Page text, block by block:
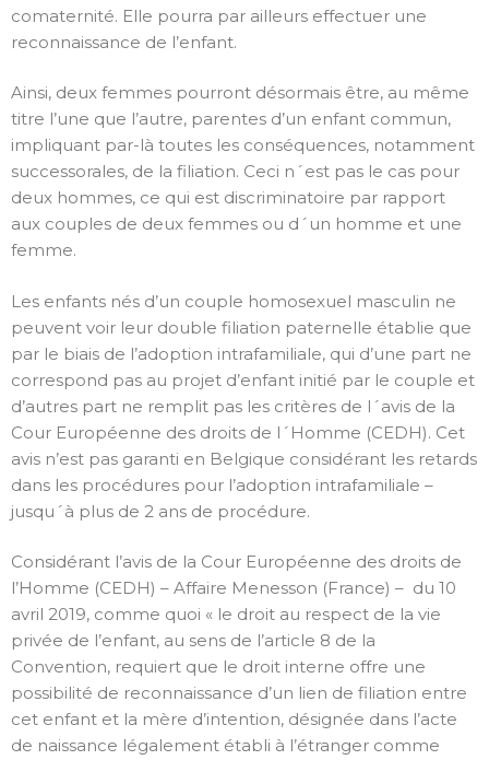
comaternité. Elle pourra par ailleurs effectuer une
reconnaissance de l’enfant.
Ainsi, deux femmes pourront désormais être, au même
titre l’une que l’autre, parentes d’un enfant commun,
impliquant par-là toutes les conséquences, notamment
successorales, de la filiation. Ceci n´est pas le cas pour
deux hommes, ce qui est discriminatoire par rapport
aux couples de deux femmes ou d´un homme et une
femme.
Les enfants nés d’un couple homosexuel masculin ne
peuvent voir leur double filiation paternelle établie que
par le biais de l’adoption intrafamiliale, qui d’une part ne
correspond pas au projet d’enfant initié par le couple et
d’autres part ne remplit pas les critères de l´avis de la
Cour Européenne des droits de l´Homme (CEDH). Cet
avis n’est pas garanti en Belgique considérant les retards
dans les procédures pour l’adoption intrafamiliale –
jusqu´à plus de 2 ans de procédure.
Considérant l’avis de la Cour Européenne des droits de
l’Homme (CEDH) – Affaire Menesson (France) – du 10
avril 2019, comme quoi « le droit au respect de la vie
privée de l’enfant, au sens de l’article 8 de la
Convention, requiert que le droit interne offre une
possibilité de reconnaissance d’un lien de filiation entre
cet enfant et la mère d’intention, désignée dans l’acte
de naissance légalement établi à l’étranger comme